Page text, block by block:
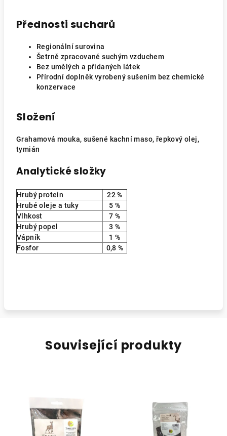
Přednosti sucharů
Regionální surovina
Šetrně zpracované suchým vzduchem
Bez umělých a přidaných látek
Přírodní doplněk vyrobený sušením bez chemické
konzervace
Složení
Grahamová mouka, sušené kachní maso, řepkový olej,
tymián
Analytické složky
Hrubý protein
22 %
Hrubé oleje a tuky
5 %
Vlhkost
7 %
Hrubý popel
3 %
Vápník
1 %
Fosfor
0,8 %
Související produkty